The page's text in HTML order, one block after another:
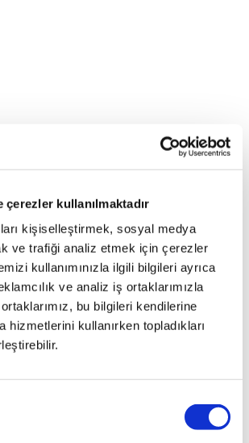
kullanılmaktadır
kişiselleştirmek, sosyal medya
ve trafiği analiz etmek için çerezler
kullanımınızla ilgili bilgileri ayrıca
ve analiz iş ortaklarımızla
bu bilgileri kendilerine
hizmetlerini kullanırken topladıkları